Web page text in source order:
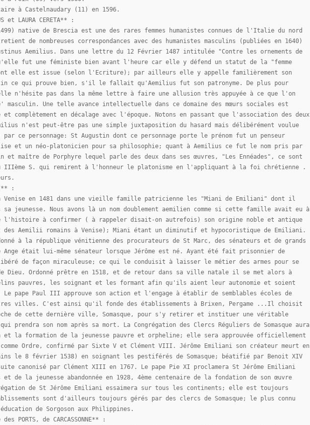
à Castelnaudary (11) en 1596.
et LAURA CERETA** :
native de Brescia est une des rares femmes humanistes connues de l'Italie du nord
de nombreuses correspondances avec des humanistes masculins (publiées en 1640)
Aemilius. Dans une lettre du 12 Février 1487 intitulée "Contre les ornements de
fut une féministe bien avant l'heure car elle y défend un statut de la "femme
elle est issue (selon l'Ecriture); par ailleurs elle y appelle familièrement son
ce qui prouve bien, s'il le fallait qu'Aemilius fut son patronyme. De plus pour
n'hésite pas dans la même lettre à faire une allusion très appuyée à ce que l'on
masculin. Une telle avance intellectuelle dans ce domaine des mœurs sociales est
complètement en décalage avec l'époque. Notons en passant que l'association des deux
n'est peut-être pas une simple juxtaposition du hasard mais délibérément voulue
par ce personnage: St Augustin dont ce personnage porte le prénom fut un penseur
et un néo-platonicien pour sa philosophie; quant à Aemilius ce fut le nom pris par
maître de Porphyre lequel parle des deux dans ses œuvres, "Les Ennéades", ce sont
IIIème S. qui remirent à l'honneur le platonisme en l'appliquant à la foi chrétienne .
:
à Venise en 1481 dans une vieille famille patricienne les "Miani de Emiliani" dont il
sa jeunesse. Nous avons là un nom doublement aemilien comme si cette famille avait eu à
l'histoire à confirmer ( à rappeler disait-on autrefois) son origine noble et antique
Aemilii romains à Venise); Miani étant un diminutif et hypocoristique de Emiliani.
à la république vénitienne des procurateurs de St Marc, des sénateurs et de grands
Ange était lui-même sénateur lorsque Jérôme est né. Ayant été fait prisonnier de
de façon miraculeuse; ce qui le conduisit à laisser le métier des armes pour se
Dieu. Ordonné prêtre en 1518, et de retour dans sa ville natale il se met alors à
pauvres, les soignant et les formant afin qu'ils aient leur autonomie et soient
pape Paul III approuve son action et l'engage à établir de semblables écoles de
villes. C'est ainsi qu'il fonde des établissements à Brixen, Pergame ...Il choisit
de cette dernière ville, Somasque, pour s'y retirer et instituer une véritable
prendra son nom après sa mort. La Congrégation des Clercs Réguliers de Somasque aura
et la formation de la jeunesse pauvre et orpheline; elle sera approuvée officiellement
Ordre, confirmé par Sixte V et Clément VIII. Jérôme Emiliani son créateur meurt en
le 8 février 1538) en soignant les pestiférés de Somasque; béatifié par Benoit XIV
canonisé par Clément XIII en 1767. Le pape Pie XI proclamera St Jérôme Emiliani
et de la jeunesse abandonnée en 1928, 4ème centenaire de la fondation de son œuvre
de St Jérôme Emiliani essaimera sur tous les continents; elle est toujours
sont d'ailleurs toujours gérés par des clercs de Somasque; le plus connu
de Sorgoson aux Philippines.
PORTS, de CARCASSONNE** :